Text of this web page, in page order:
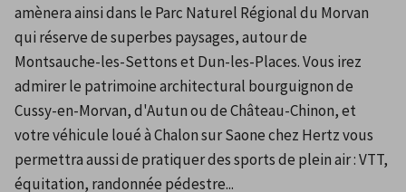
amènera ainsi dans le Parc Naturel Régional du Morvan
qui réserve de superbes paysages, autour de
Montsauche-les-Settons et Dun-les-Places. Vous irez
admirer le patrimoine architectural bourguignon de
Cussy-en-Morvan, d'Autun ou de Château-Chinon, et
votre véhicule loué à Chalon sur Saone chez Hertz vous
permettra aussi de pratiquer des sports de plein air : VTT,
équitation, randonnée pédestre...